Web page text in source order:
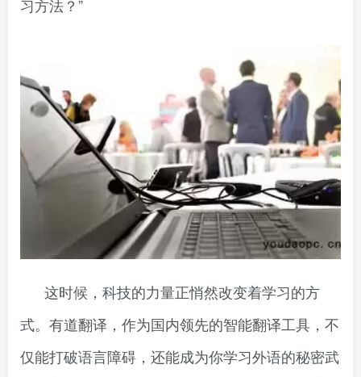
习方法？”
这时候，科技的力量正悄然改变着学习的方
式。有道翻译，作为国内领先的智能翻译工具，不
仅能打破语言障碍，还能成为你学习外语的秘密武